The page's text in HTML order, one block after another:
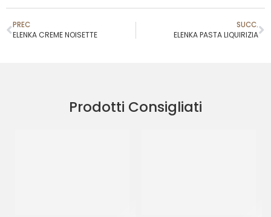
PREC
ELENKA CREME NOISETTE
SUCC.
ELENKA PASTA LIQUIRIZIA
Prodotti Consigliati